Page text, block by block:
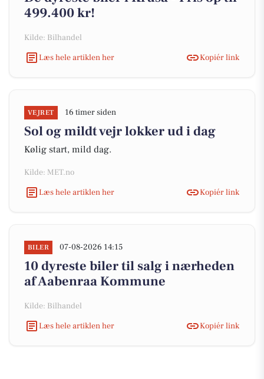
499.400 kr!
Kilde: Bilhandel
Læs hele artiklen her
Kopiér link
VEJRET 16 timer siden
Sol og mildt vejr lokker ud i dag
Kølig start, mild dag.
Kilde: MET.no
Læs hele artiklen her
Kopiér link
BILER 07-08-2026 14:15
10 dyreste biler til salg i nærheden
af Aabenraa Kommune
Kilde: Bilhandel
Læs hele artiklen her
Kopiér link